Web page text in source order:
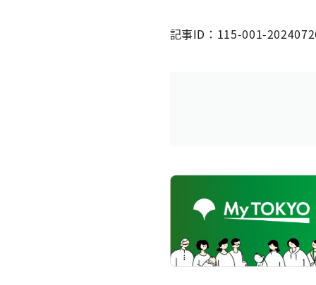
記事ID：115-001-